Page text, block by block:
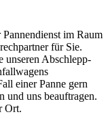
im Raum
für Sie.
unseren Abschlepp-
einer Panne gern
und uns beauftragen.
Ort.